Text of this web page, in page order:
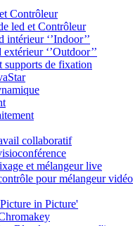
Contrôleur
led et Contrôleur
intérieur ‘’Indoor’’
‘’Outdoor’’
supports de fixation
collaboratif
et mélangeur live
pour mélangeur vidéo
in Picture'